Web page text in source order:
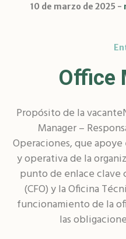
10 de marzo de 2025
Office
Propósito de la
Manager –
Operaciones, que
y operativa de la
punto de enlace clave
(CFO) y la Oficina
funcionamiento de la
las